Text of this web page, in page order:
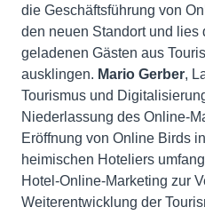
die Geschäftsführung von
den neuen Standort und lies
geladenen Gästen aus
ausklingen. Mario Gerber,
Tourismus und
Niederlassung des Online-
Eröffnung von Online Birds
heimischen Hoteliers
Hotel-Online-Marketing zur
Weiterentwicklung der